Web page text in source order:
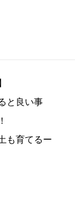
と良い事
も育てるー